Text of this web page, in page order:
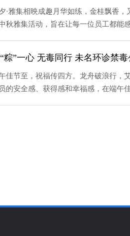
·雅集相映成趣月华如练，金桂飘香
秋雅集活动，旨在让每一位员工都能
粽”一心 无毒同行 未名环诊禁
佳节至，祝福传四方。龙舟破浪行，
的安全感、获得感和幸福感，在端午